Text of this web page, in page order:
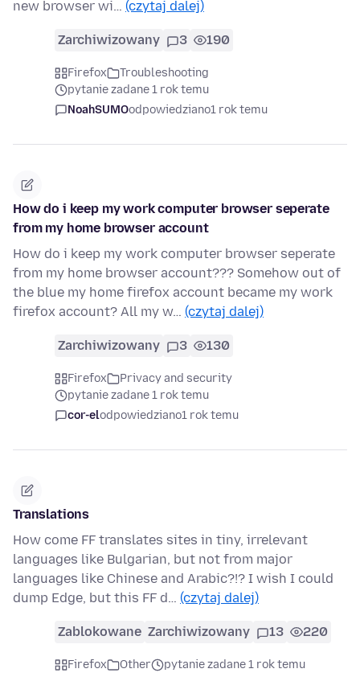
new browser wi… (czytaj dalej)
Zarchiwizowany 3 190
Firefox
Troubleshooting
pytanie zadane 1 rok temu
NoahSUMOodpowiedziano1 rok temu
How do i keep my work computer browser seperate
from my home browser account
How do i keep my work computer browser seperate
from my home browser account??? Somehow out of
the blue my home firefox account became my work
firefox account? All my w… (czytaj dalej)
Zarchiwizowany 3 130
Firefox
Privacy and security
pytanie zadane 1 rok temu
cor-elodpowiedziano1 rok temu
Translations
How come FF translates sites in tiny, irrelevant
languages like Bulgarian, but not from major
languages like Chinese and Arabic?!? I wish I could
dump Edge, but this FF d… (czytaj dalej)
Zablokowane Zarchiwizowany 13 220
Firefox Other
pytanie zadane 1 rok temu